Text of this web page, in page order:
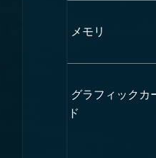
メモリ
グラフィックカ
ド